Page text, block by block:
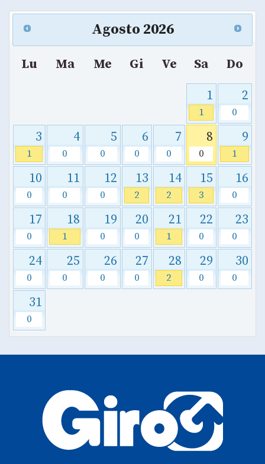
Agosto 2026
Lu Ma Me Gi Ve Sa
Do
1
1
2
0
3
1
4
0
5
0
6
0
7
0
8
0
9
1
10
0
11
0
12
0
13
2
14
2
15
3
16
0
17
0
18
1
19
0
20
0
21
1
22
0
23
0
24
0
25
0
26
0
27
0
28
2
29
0
30
0
31
0